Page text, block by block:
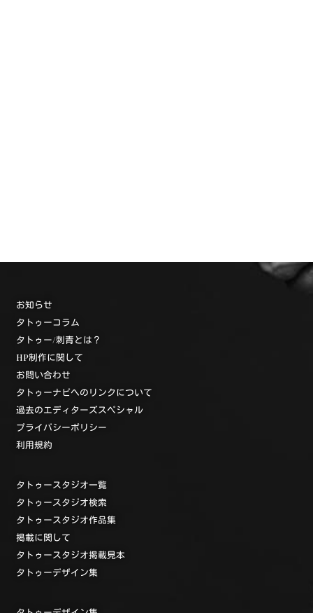
お知らせ
タトゥーコラム
タトゥー/刺青とは？
HP制作に関して
お問い合わせ
タトゥーナビへのリンクについて
過去のエディターズスペシャル
プライバシーポリシー
利用規約
タトゥースタジオ一覧
タトゥースタジオ検索
タトゥースタジオ作品集
掲載に関して
タトゥースタジオ掲載見本
タトゥーデザイン集